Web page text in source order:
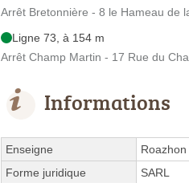
Arrêt Bretonnière - 8 le Hameau de
Ligne 73, à 154 m
Arrêt Champ Martin - 17 Rue du
Informations
Enseigne
Forme juridique
SARL